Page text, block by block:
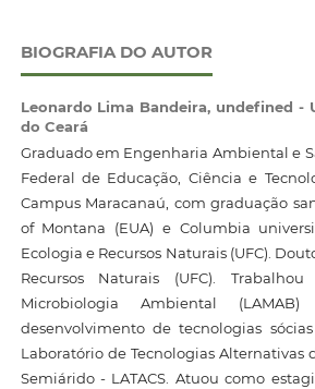
BIOGRAFIA DO AUTOR
Leonardo Lima Bandeira, undefined -
do Ceará
Graduado em Engenharia Ambiental e
Federal de Educação, Ciência e
Campus Maracanaú, com graduação
of Montana (EUA) e Columbia
Ecologia e Recursos Naturais (UFC).
Recursos Naturais (UFC).
Microbiologia Ambiental
desenvolvimento de tecnologias
Laboratório de Tecnologias Alternativas
Semiárido - LATACS. Atuou como